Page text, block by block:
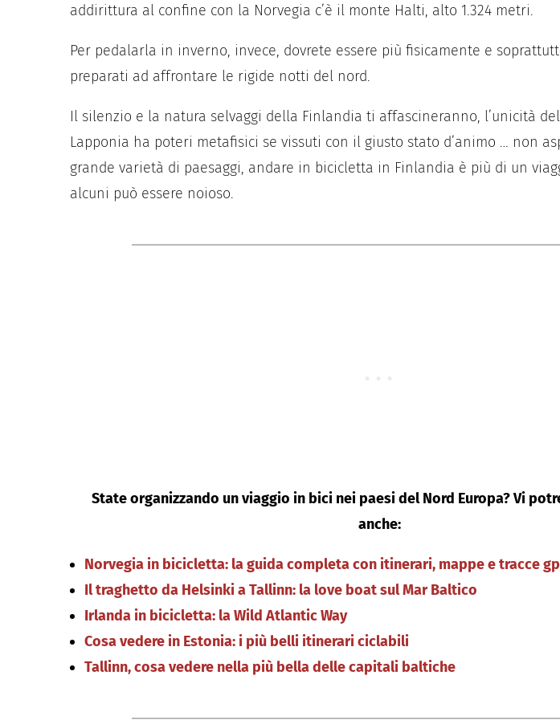
addirittura al confine con la Norvegia c’è il monte Halti, alto 1.324 metri.
Per pedalarla in inverno, invece, dovrete essere più fisicamente e
preparati ad affrontare le rigide notti del nord.
Il silenzio e la natura selvaggi della Finlandia ti affascineranno, l’unicità
Lapponia ha poteri metafisici se vissuti con il giusto stato d’animo … non
grande varietà di paesaggi, andare in bicicletta in Finlandia è più di un
alcuni può essere noioso.
State organizzando un viaggio in bici nei paesi del Nord Europa? Vi
anche:
Norvegia in bicicletta: la guida completa con itinerari, mappe e tracce
Il traghetto da Helsinki a Tallinn: la love boat sul Mar Baltico
Irlanda in bicicletta: la Wild Atlantic Way
Cosa vedere in Estonia: i più belli itinerari ciclabili
Tallinn, cosa vedere nella più bella delle capitali baltiche